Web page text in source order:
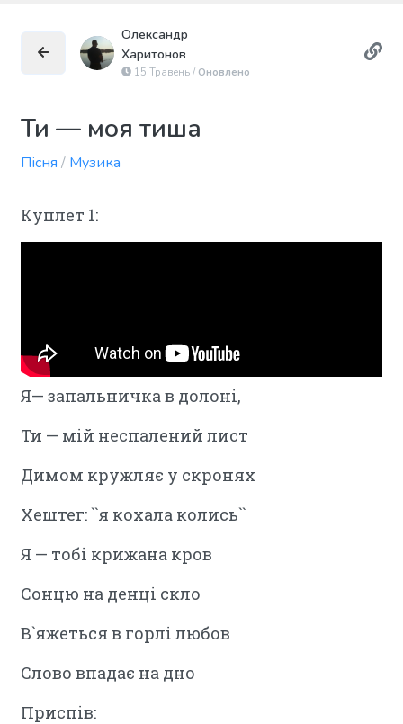
Олександр
Харитонов
15 Травень / Оновлено
Ти — моя тиша
Пісня / Музика
Куплет 1:
Я— запальничка в долоні,
Ти — мій неспалений лист
Димом кружляє у скронях
Хештег: ``я кохала колись``
Я — тобі крижана кров
Сонцю на денці скло
В`яжеться в горлі любов
Слово впадає на дно
Приспів: